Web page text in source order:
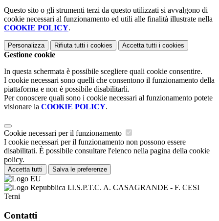
Questo sito o gli strumenti terzi da questo utilizzati si avvalgono di
cookie necessari al funzionamento ed utili alle finalità illustrate nella
COOKIE POLICY.
Personalizza Rifiuta tutti i cookies Accetta tutti i cookies
Gestione cookie
In questa schermata è possibile scegliere quali cookie consentire.
I cookie necessari sono quelli che consentono il funzionamento della
piattaforma e non è possibile disabilitarli.
Per conoscere quali sono i cookie necessari al funzionamento potete
visionare la COOKIE POLICY.
Cookie necessari per il funzionamento
I cookie necessari per il funzionamento non possono essere
disabilitati. È possibile consultare l'elenco nella pagina della cookie
policy.
Accetta tutti Salva le preferenze
I.I.S.P.T.C. A. CASAGRANDE - F. CESI
Terni
Contatti